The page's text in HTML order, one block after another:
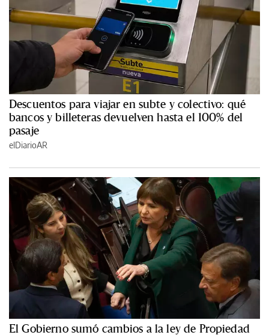
Descuentos para viajar en subte y colectivo: qué
bancos y billeteras devuelven hasta el 100% del
pasaje
elDiarioAR
El Gobierno sumó cambios a la ley de Propiedad